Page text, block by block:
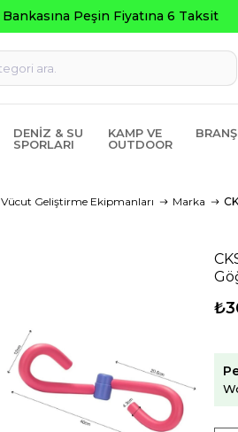
DENIZ & SU
SPORLARI
KAMP VE
OUTDOOR
Vücut Geliştirme Ekipmanları Marka